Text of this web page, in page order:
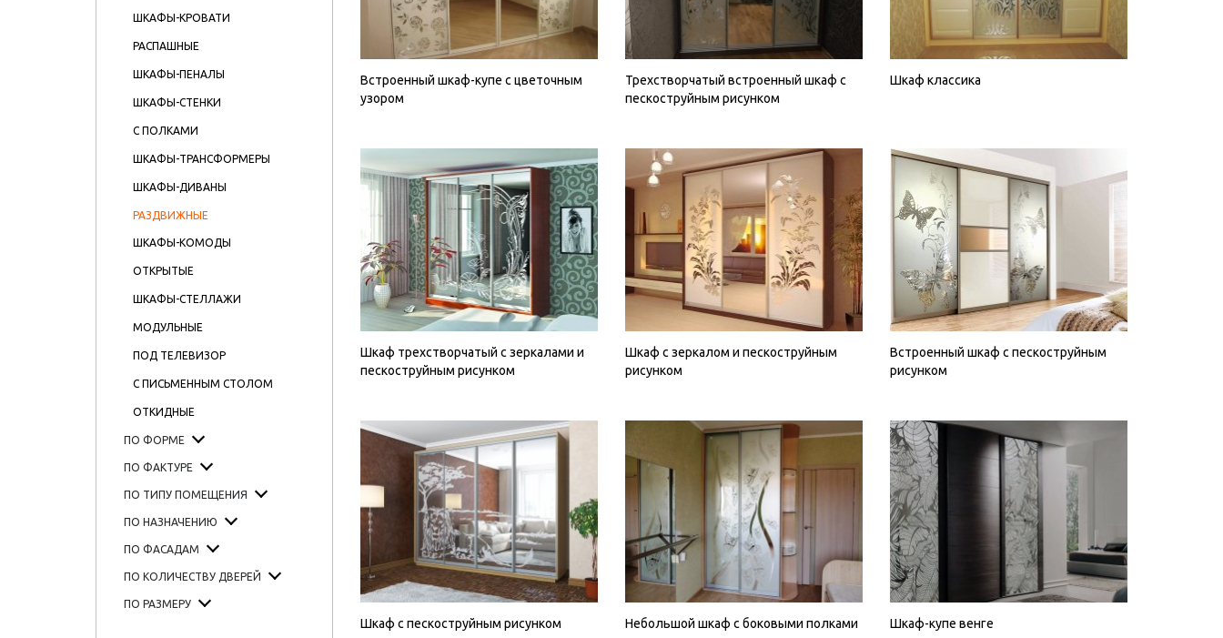
ШКАФЫ-КРОВАТИ
РАСПАШНЫЕ
ШКАФЫ-ПЕНАЛЫ
ШКАФЫ-СТЕНКИ
С ПОЛКАМИ
ШКАФЫ-ТРАНСФОРМЕРЫ
ШКАФЫ-ДИВАНЫ
РАЗДВИЖНЫЕ
ШКАФЫ-КОМОДЫ
ОТКРЫТЫЕ
ШКАФЫ-СТЕЛЛАЖИ
МОДУЛЬНЫЕ
ПОД ТЕЛЕВИЗОР
С ПИСЬМЕННЫМ СТОЛОМ
ОТКИДНЫЕ
ПО ФОРМЕ
ПО ФАКТУРЕ
ПО ТИПУ ПОМЕЩЕНИЯ
ПО НАЗНАЧЕНИЮ
ПО ФАСАДАМ
ПО КОЛИЧЕСТВУ ДВЕРЕЙ
ПО РАЗМЕРУ
Встроенный шкаф-купе с цветочным
узором
Трехстворчатый встроенный шкаф с
пескоструйным рисунком
Шкаф классика
Шкаф трехстворчатый с зеркалами и
пескоструйным рисунком
Шкаф с зеркалом и пескоструйным
рисунком
Встроенный шкаф с пескоструйным
рисунком
Шкаф с пескоструйным рисунком Небольшой шкаф с боковыми полками Шкаф-купе венге